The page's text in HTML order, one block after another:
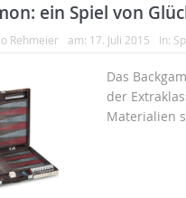
ein Spiel von
Rehmeier am: 17. Juli 2015 In:
Das
der
Materialien